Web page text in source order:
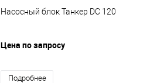
Насосный блок Танкер DС 120
Цена по запросу
Подробнее